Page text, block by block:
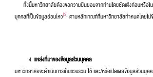
ทั้งนี้มหาวิทยาลัยต้องขอความยินยอมจากท่านโดยชัดแจ้งก่อนหรือใ
บุคคลที่เป็นข้อมูลอ่อนไหว[2] ตามหลักเกณฑ์ที่มหาวิทยาลัยกำหนดโดยไ
แหล่งที่มาของข้อมูลส่วนบุคคล
มหาวิทยาลัยจะดำเนินการเก็บรวบรวม ใช้ และ/หรือเปิดเผยข้อมูลส่วนบุ